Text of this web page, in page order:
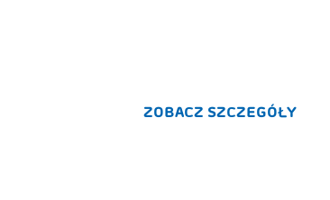
ZOBACZ SZCZEGÓŁY